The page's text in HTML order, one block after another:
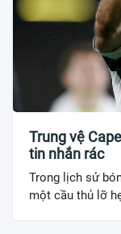
Trung vệ
tin nhắn rác
Trong lịch sử
một cầu thủ lỡ